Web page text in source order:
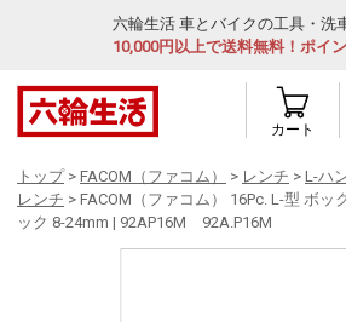
六輪生活 車とバイクの工具・洗
10,000円以上で送料無料！ポイ
カート
トップ> FACOM（ファコム） > レンチ > L-ハ
レンチ > FACOM（ファコム） 16Pc. L-型 ボッ
ック 8-24mm | 92AP16M 92A.P16M